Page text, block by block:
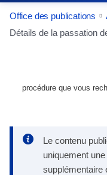
Office des publications
Détails de la passation
procédure que vous
Le contenu
uniquement
supplémentaire